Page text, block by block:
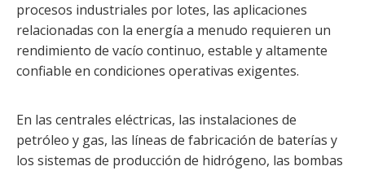
procesos industriales por lotes, las aplicaciones
relacionadas con la energía a menudo requieren un
rendimiento de vacío continuo, estable y altamente
confiable en condiciones operativas exigentes.
En las centrales eléctricas, las instalaciones de
petróleo y gas, las líneas de fabricación de baterías y
los sistemas de producción de hidrógeno, las bombas